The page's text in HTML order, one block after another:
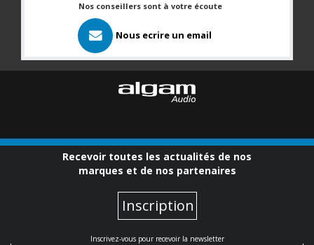
Nos conseillers sont à votre écoute
Nous ecrire un email
Recevoir toutes les actualités de nos
marques et de nos partenaires
Inscription
Inscrivez-vous pour recevoir la newsletter